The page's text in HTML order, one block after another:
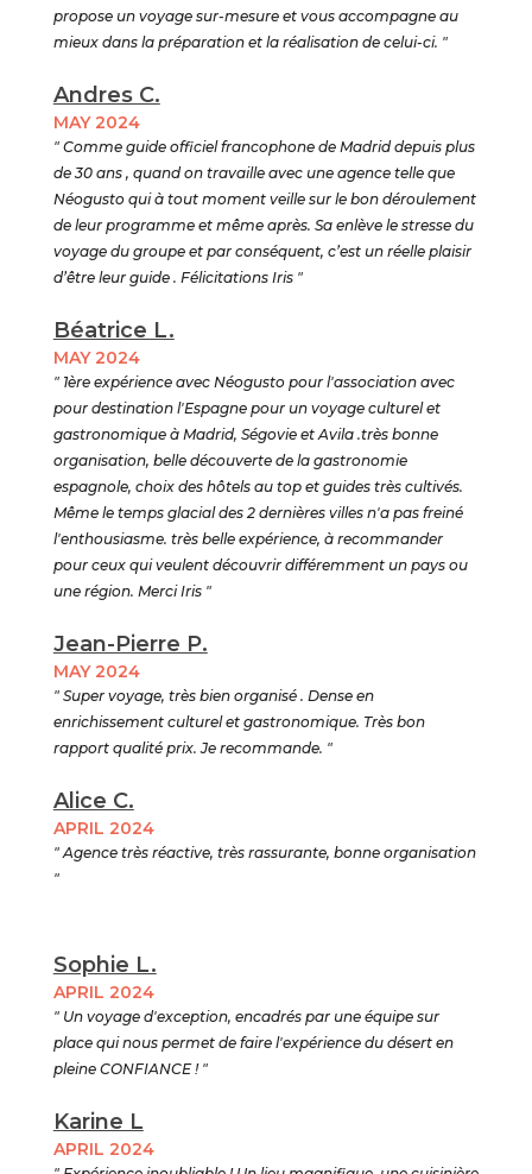
propose un voyage sur-mesure et vous accompagne au
mieux dans la préparation et la réalisation de celui-ci. "
Andres C.
MAY 2024
" Comme guide officiel francophone de Madrid depuis plus
de 30 ans , quand on travaille avec une agence telle que
Néogusto qui à tout moment veille sur le bon déroulement
de leur programme et même après. Sa enlève le stresse du
voyage du groupe et par conséquent, c’est un réelle plaisir
d’être leur guide . Félicitations Iris "
Béatrice L.
MAY 2024
" 1ère expérience avec Néogusto pour l'association avec
pour destination l'Espagne pour un voyage culturel et
gastronomique à Madrid, Ségovie et Avila .très bonne
organisation, belle découverte de la gastronomie
espagnole, choix des hôtels au top et guides très cultivés.
Même le temps glacial des 2 dernières villes n'a pas freiné
l'enthousiasme. très belle expérience, à recommander
pour ceux qui veulent découvrir différemment un pays ou
une région. Merci Iris "
Jean-Pierre P.
MAY 2024
" Super voyage, très bien organisé . Dense en
enrichissement culturel et gastronomique. Très bon
rapport qualité prix. Je recommande. "
Alice C.
APRIL 2024
" Agence très réactive, très rassurante, bonne organisation
"
Sophie L.
APRIL 2024
" Un voyage d'exception, encadrés par une équipe sur
place qui nous permet de faire l'expérience du désert en
pleine CONFIANCE ! "
Karine L
APRIL 2024